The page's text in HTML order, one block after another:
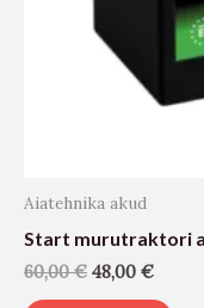
Aiatehnika akud
Start murutraktori
60,00€ 48,00 €